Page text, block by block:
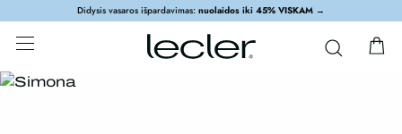
Didysis vasaros išpardavimas: nuolaidos iki 45% VISKAM →